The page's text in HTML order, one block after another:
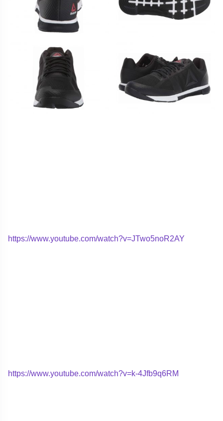
https://www.youtube.com/watch?v=JTwo5noR2AY
https://www.youtube.com/watch?v=k-4Jfb9q6RM